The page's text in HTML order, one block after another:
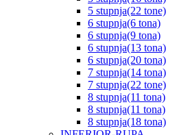
5 stupnja(22 tone)
6 stupnja(6 tona)
6 stupnja(9 tona)
6 stupnja(13 tona)
6 stupnja(20 tona)
7 stupnja(14 tona)
7 stupnja(22 tone)
8 stupnja(11 tona)
8 stupnja(11 tona)
8 stupnja(18 tona)